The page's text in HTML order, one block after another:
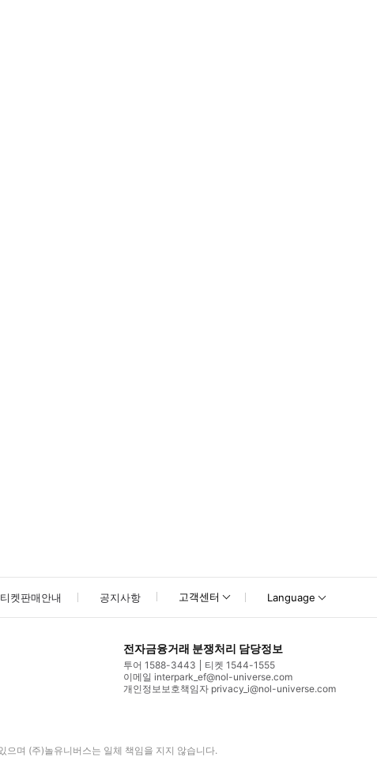
습니다. * 소요시간 : 40분-100분 (옵션에 따라 소요 시간이 다를 수 있으니,
티켓판매안내 공지사항 고객센터 Language
전자금융거래 분쟁처리 담당정보
투어 1588-3443
티켓 1544-1555
이메일 interpark_ef@nol-universe.com
개인정보보호책임자 privacy_i@nol-universe.com
으며 (주)놀유니버스는 일체 책임을 지지 않습니다.